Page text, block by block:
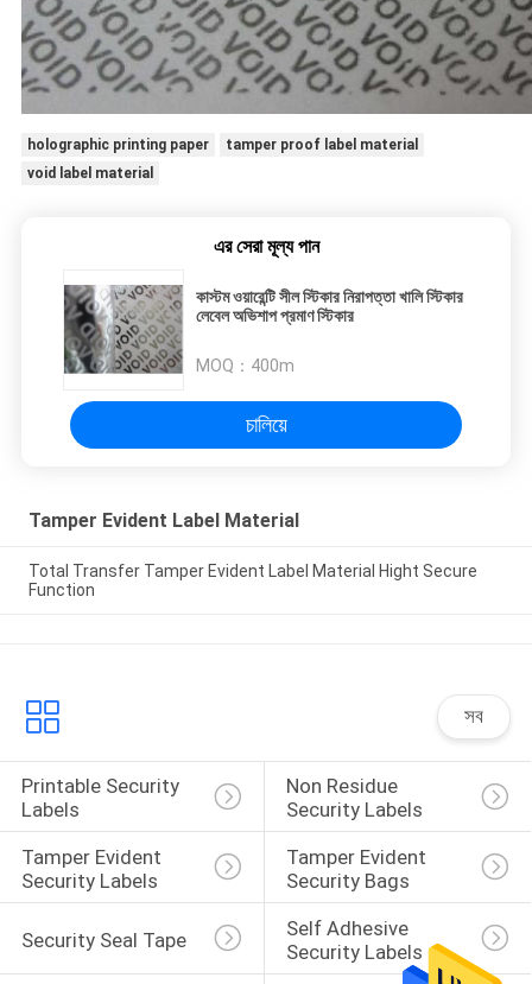
holographic printing paper
tamper proof label material
void label material
এর সেরা মূল্য পান
কাস্টম ওয়ারেন্টি সীল স্টিকার নিরাপত্তা খালি স্টিকার
লেবেল অভিশাপ প্রমাণ স্টিকার
MOQ： 400m
চালিয়ে
Tamper Evident Label Material
Total Transfer Tamper Evident Label Material Hight Secure
Function
সব
Printable Security
Labels
Non Residue
Security Labels
Tamper Evident
Security Labels
Tamper Evident
Security Bags
Security Seal Tape
Self Adhesive
Security Labels